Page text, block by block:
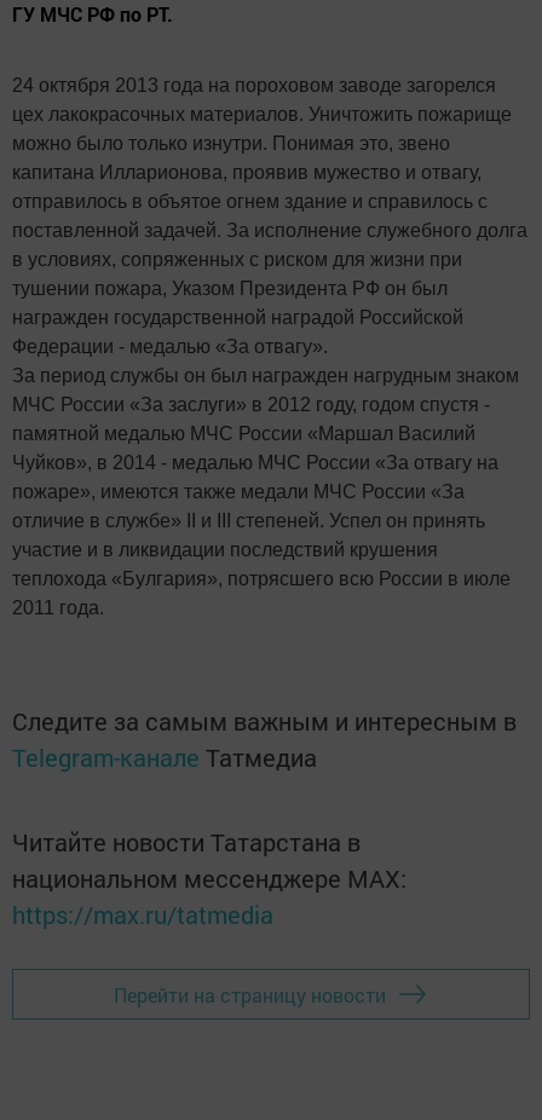
ГУ МЧС РФ по РТ.
24 октября 2013 года на пороховом заводе загорелся
цех лакокрасочных материалов. Уничтожить пожарище
можно было только изнутри. Понимая это, звено
капитана Илларионова, проявив мужество и отвагу,
отправилось в объятое огнем здание и справилось с
поставленной задачей. За исполнение служебного долга
в условиях, сопряженных с риском для жизни при
тушении пожара, Указом Президента РФ он был
награжден государственной наградой Российской
Федерации - медалью «За отвагу».
За период службы он был награжден нагрудным знаком
МЧС России «За заслуги» в 2012 году, годом спустя -
памятной медалью МЧС России «Маршал Василий
Чуйков», в 2014 - медалью МЧС России «За отвагу на
пожаре», имеются также медали МЧС России «За
отличие в службе» II и III степеней. Успел он принять
участие и в ликвидации последствий крушения
теплохода «Булгария», потрясшего всю России в июле
2011 года.
Следите за самым важным и интересным в
Telegram-канале Татмедиа
Читайте новости Татарстана в
национальном мессенджере MАХ:
https://max.ru/tatmedia
Перейти на страницу новости